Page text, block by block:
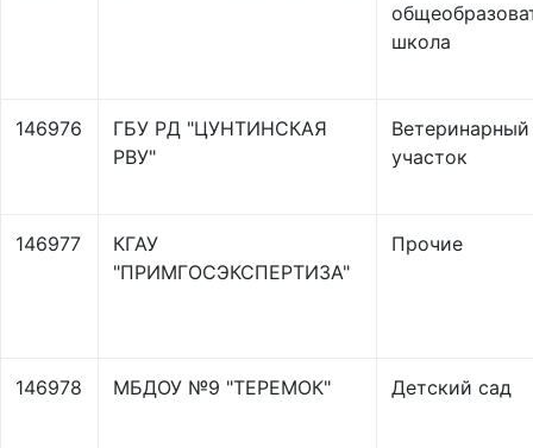
школа
146976
ГБУ РД "ЦУНТИНСКАЯ
РВУ"
Ветеринарный
участок
146977
КГАУ
"ПРИМГОСЭКСПЕРТИЗА"
Прочие
146978 МБДОУ №9 "ТЕРЕМОК" Детский сад